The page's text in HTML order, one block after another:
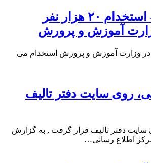
خبر 4 مهر 95 – استخدام ۲۰ هزار نفر
آموزش و پرورش
در وزارت آموزش و پرورش استخدام می
روی سایت دفتر تالیف
دفتر تالیف قرار گرفت , به گزارش
اطلاع رسانی…